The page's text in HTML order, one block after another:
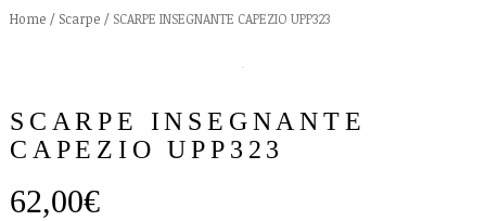
Home / Scarpe / SCARPE INSEGNANTE CAPEZIO UPP323
SCARPE INSEGNANTE
CAPEZIO UPP323
62,00€